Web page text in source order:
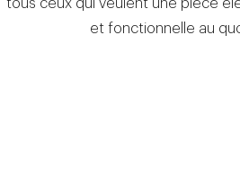
tous ceux qui veulent une pièce
et fonctionnelle au